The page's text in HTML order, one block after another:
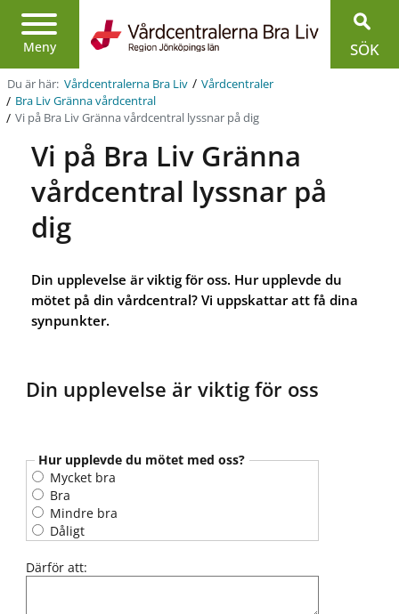
Meny
Region
Jönköpings
län
SÖK
Du är här: Vårdcentralerna Bra Liv / Vårdcentraler
/ Bra Liv Gränna vårdcentral
/ Vi på Bra Liv Gränna vårdcentral lyssnar på dig
Vi på Bra Liv Gränna
vårdcentral lyssnar på
dig
Din upplevelse är viktig för oss. Hur upplevde du
mötet på din vårdcentral? Vi uppskattar att få dina
synpunkter.
Din upplevelse är viktig för oss
Hur upplevde du mötet med oss?
Mycket bra
Bra
Mindre bra
Dåligt
Därför att: